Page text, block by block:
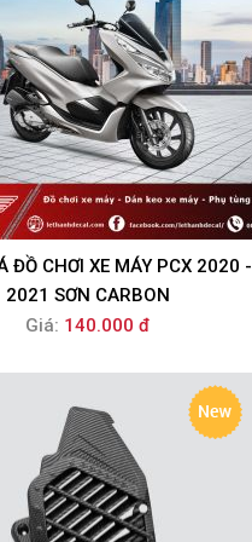
ĐIỆN
CƯỚP XE MÁY
ĐÈN XE MÁY
MÁ PHANH )
DĨA- 2021
ĐỒ CHƠI XE MÁY PCX 2020 -
2021 SƠN CARBON
Giá: 140.000 đ